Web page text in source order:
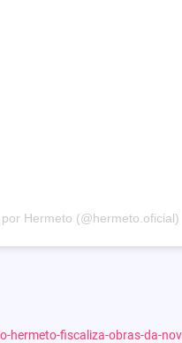
Hermeto (@hermeto.oficial)
fiscaliza-obras-da-